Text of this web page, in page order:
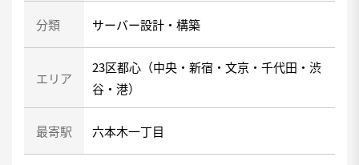
分類 サーバー設計・構築
エリア
23区都心（中央・新宿・文京・千代田・渋
谷・港）
最寄駅 六本木一丁目